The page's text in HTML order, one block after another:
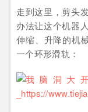
走到这里，剪头
办法让这个机器
伸缩、升降的机
一个环形滑轨：